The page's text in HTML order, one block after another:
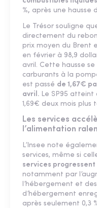
%, après une hausse
Le Trésor souligne
directement du
prix moyen du Brent
en février à 98,9
avril. Cette hausse
carburants à la
est passé de 1,67€
avril. Le SP95 atteint
1,69€ deux mois plus
Les services
l’alimentation
L’Insee note
services, même si
services progressent
notamment par
l’hébergement et
d’hébergement
après seulement 0,3